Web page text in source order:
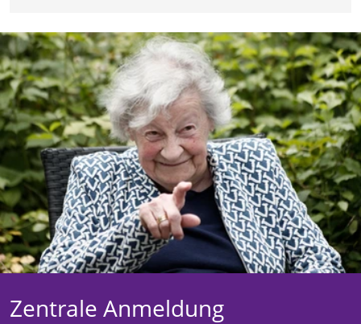
Zentrale Anmeldung